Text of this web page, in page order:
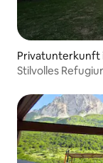
Privatunterkunft
Stilvolles